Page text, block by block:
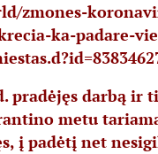
zmones-
ka-padare-
pradėjęs darbą ir
metu
į padėtį net